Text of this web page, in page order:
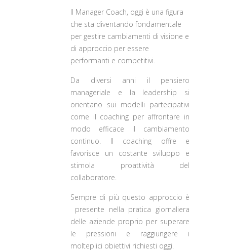
Il Manager Coach, oggi è una figura
che sta diventando fondamentale
per gestire cambiamenti di visione e
di approccio per essere
performanti e competitivi.
Da diversi anni il pensiero
manageriale e la leadership si
orientano sui modelli partecipativi
come il coaching per affrontare in
modo efficace il cambiamento
continuo. Il coaching offre e
favorisce un costante sviluppo e
stimola proattività del
collaboratore.
Sempre di più questo approccio è
presente nella pratica giornaliera
delle aziende proprio per superare
le pressioni e raggiungere i
molteplici obiettivi richiesti oggi.